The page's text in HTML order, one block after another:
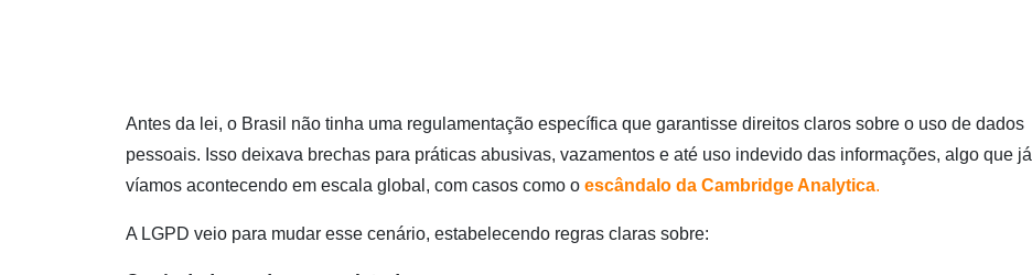
Antes da lei, o Brasil não tinha uma regulamentação específica que garantisse direitos claros sobre o uso de dados
pessoais. Isso deixava brechas para práticas abusivas, vazamentos e até uso indevido das informações, algo que já
víamos acontecendo em escala global, com casos como o escândalo da Cambridge Analytica.
A LGPD veio para mudar esse cenário, estabelecendo regras claras sobre: